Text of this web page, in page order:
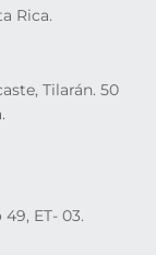
Rica.
Tilarán. 50
ET- 03.